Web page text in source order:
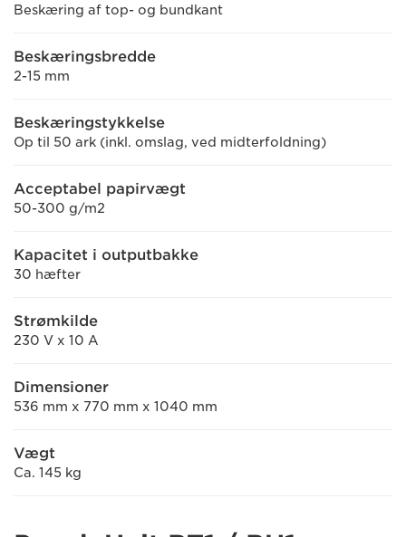
Beskæring af top- og bundkant
Beskæringsbredde
2-15 mm
Beskæringstykkelse
Op til 50 ark (inkl. omslag, ved midterfoldning)
Acceptabel papirvægt
50-300 g/m2
Kapacitet i outputbakke
30 hæfter
Strømkilde
230 V x 10 A
Dimensioner
536 mm x 770 mm x 1040 mm
Vægt
Ca. 145 kg